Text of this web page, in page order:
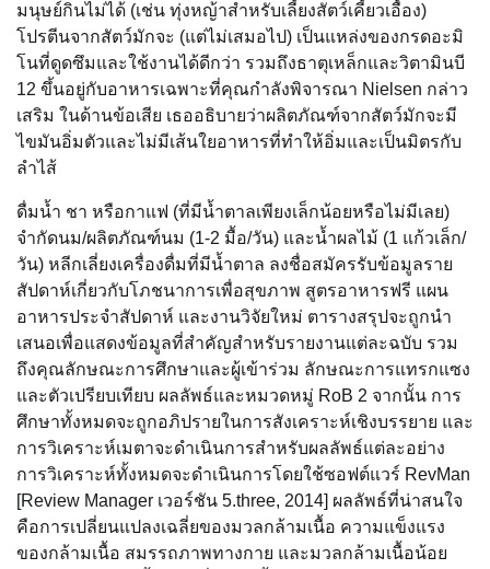
มนุษย์กินไม่ได้ (เช่น ทุ่งหญ้าสำหรับเลี้ยงสัตว์เคี้ยวเอื้อง)
โปรตีนจากสัตว์มักจะ (แต่ไม่เสมอไป) เป็นแหล่งของกรดอะมิ
โนที่ดูดซึมและใช้งานได้ดีกว่า รวมถึงธาตุเหล็กและวิตามินบี
12 ขึ้นอยู่กับอาหารเฉพาะที่คุณกำลังพิจารณา Nielsen กล่าว
เสริม ในด้านข้อเสีย เธออธิบายว่าผลิตภัณฑ์จากสัตว์มักจะมี
ไขมันอิ่มตัวและไม่มีเส้นใยอาหารที่ทำให้อิ่มและเป็นมิตรกับ
ลำไส้
ดื่มน้ำ ชา หรือกาแฟ (ที่มีน้ำตาลเพียงเล็กน้อยหรือไม่มีเลย)
จำกัดนม/ผลิตภัณฑ์นม (1-2 มื้อ/วัน) และน้ำผลไม้ (1 แก้วเล็ก/
วัน) หลีกเลี่ยงเครื่องดื่มที่มีน้ำตาล ลงชื่อสมัครรับข้อมูลราย
สัปดาห์เกี่ยวกับโภชนาการเพื่อสุขภาพ สูตรอาหารฟรี แผน
อาหารประจำสัปดาห์ และงานวิจัยใหม่ ตารางสรุปจะถูกนำ
เสนอเพื่อแสดงข้อมูลที่สำคัญสำหรับรายงานแต่ละฉบับ รวม
ถึงคุณลักษณะการศึกษาและผู้เข้าร่วม ลักษณะการแทรกแซง
และตัวเปรียบเทียบ ผลลัพธ์และหมวดหมู่ RoB 2 จากนั้น การ
ศึกษาทั้งหมดจะถูกอภิปรายในการสังเคราะห์เชิงบรรยาย และ
การวิเคราะห์เมตาจะดำเนินการสำหรับผลลัพธ์แต่ละอย่าง
การวิเคราะห์ทั้งหมดจะดำเนินการโดยใช้ซอฟต์แวร์ RevMan
[Review Manager เวอร์ชัน 5.three, 2014] ผลลัพธ์ที่น่าสนใจ
คือการเปลี่ยนแปลงเฉลี่ยของมวลกล้ามเนื้อ ความแข็งแรง
ของกล้ามเนื้อ สมรรถภาพทางกาย และมวลกล้ามเนื้อน้อย